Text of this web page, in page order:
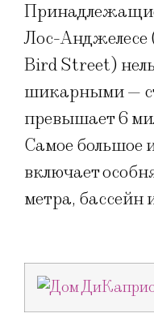
Лос-Анджелесе
Bird Street)
шикарными —
превышает 6
Самое большое
включает
метра, бассейн